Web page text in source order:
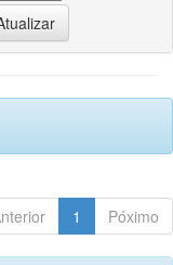
1 Póximo